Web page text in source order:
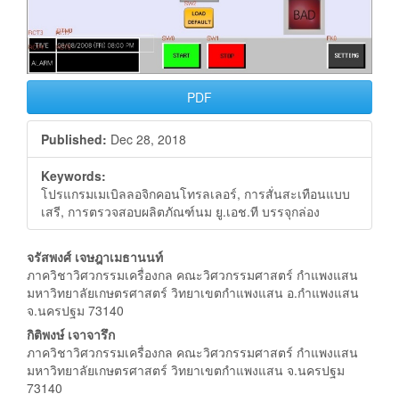
PDF
Published: Dec 28, 2018
Keywords:
โปรแกรมเมเบิลลอจิกคอนโทรลเลอร์, การสั่นสะเทือนแบบ
เสรี, การตรวจสอบผลิตภัณฑ์นม ยู.เอช.ที บรรจุกล่อง
Main
Article
Content
จรัสพงศ์ เจษฎาเมธานนท์
ภาควิชาวิศวกรรมเครื่องกล คณะวิศวกรรมศาสตร์ กำแพงแสน
มหาวิทยาลัยเกษตรศาสตร์ วิทยาเขตกำแพงแสน อ.กำแพงแสน
จ.นครปฐม 73140
กิติพงษ์ เจาจารึก
ภาควิชาวิศวกรรมเครื่องกล คณะวิศวกรรมศาสตร์ กำแพงแสน
มหาวิทยาลัยเกษตรศาสตร์ วิทยาเขตกำแพงแสน จ.นครปฐม
73140